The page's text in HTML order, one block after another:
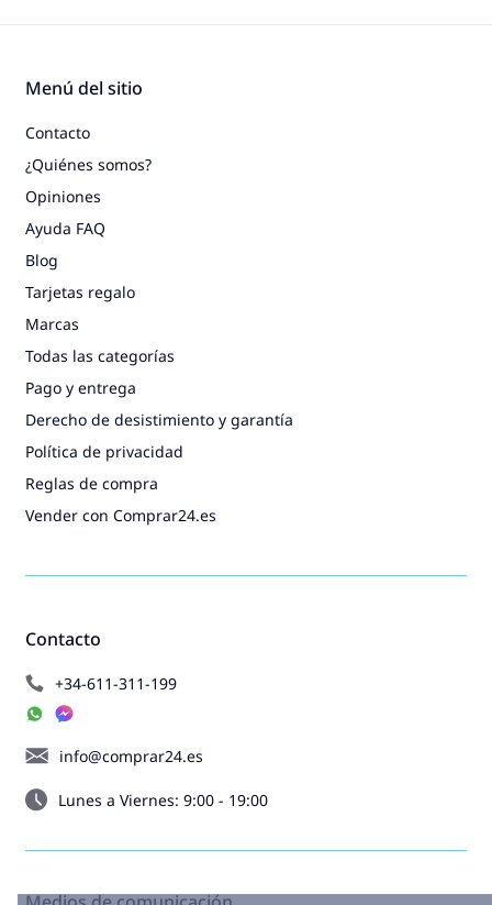
Contacto
+34-611-311-199
info@comprar24.es
Lunes a Viernes: 9:00 - 19:00
Menú del sitio
Contacto
¿Quiénes somos?
Opiniones
Ayuda FAQ
Blog
Tarjetas regalo
Marcas
Todas las categorías
Pago y entrega
Derecho de desistimiento y garantía
Política de privacidad
Reglas de compra
Vender con Comprar24.es